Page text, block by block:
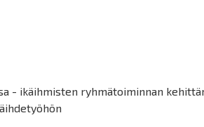
- ikäihmisten ryhmätoiminnan